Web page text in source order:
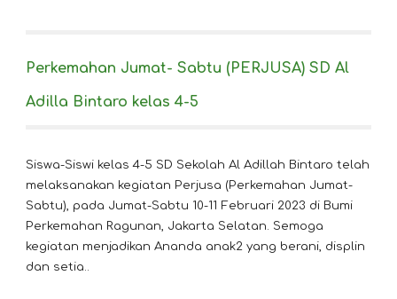
Perkemahan Jumat- Sabtu (PERJUSA) SD Al
Adilla Bintaro kelas 4-5
Siswa-Siswi kelas 4-5 SD Sekolah Al Adillah Bintaro telah
melaksanakan kegiatan Perjusa (Perkemahan Jumat-
Sabtu), pada Jumat-Sabtu 10-11 Februari 2023 di Bumi
Perkemahan Ragunan, Jakarta Selatan. Semoga
kegiatan menjadikan Ananda anak2 yang berani, displin
dan setia..